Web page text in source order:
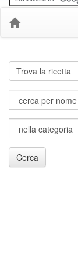
Cerca
Cerca